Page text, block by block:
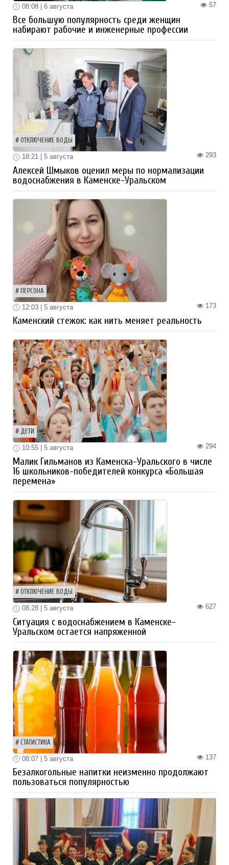
57
08:08 | 6 августа
Все большую популярность среди женщин
набирают рабочие и инженерные профессии
ОТКЛЮЧЕНИЕ ВОДЫ
293
18:21 | 5 августа
Алексей Шмыков оценил меры по нормализации
водоснабжения в Каменске-Уральском
ПЕРСОНА
173
12:03 | 5 августа
Каменский стежок: как нить меняет реальность
ДЕТИ
294
10:55 | 5 августа
Малик Гильманов из Каменска-Уральского в числе
16 школьников-победителей конкурса «Большая
перемена»
ОТКЛЮЧЕНИЕ ВОДЫ
627
08:28 | 5 августа
Ситуация с водоснабжением в Каменске-
Уральском остается напряженной
СТАТИСТИКА
137
08:07 | 5 августа
Безалкогольные напитки неизменно продолжают
пользоваться популярностью